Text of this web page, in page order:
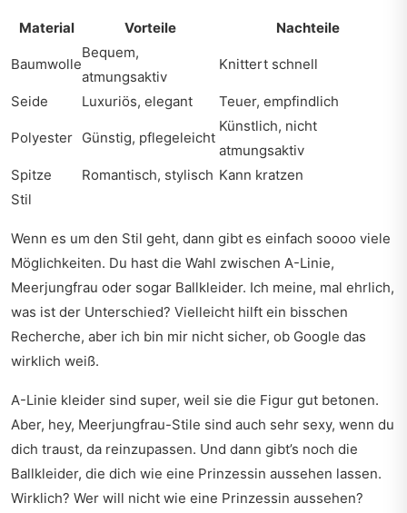
Material Vorteile Nachteile
Baumwolle
Bequem,
atmungsaktiv
Knittert schnell
Seide Luxuriös, elegant Teuer, empfindlich
Polyester Günstig, pflegeleicht
Künstlich, nicht
atmungsaktiv
Spitze
Romantisch, stylisch Kann kratzen
Stil
Wenn es um den Stil geht, dann gibt es einfach soooo viele
Möglichkeiten. Du hast die Wahl zwischen A-Linie,
Meerjungfrau oder sogar Ballkleider. Ich meine, mal ehrlich,
was ist der Unterschied? Vielleicht hilft ein bisschen
Recherche, aber ich bin mir nicht sicher, ob Google das
wirklich weiß.
A-Linie kleider sind super, weil sie die Figur gut betonen.
Aber, hey, Meerjungfrau-Stile sind auch sehr sexy, wenn du
dich traust, da reinzupassen. Und dann gibt’s noch die
Ballkleider, die dich wie eine Prinzessin aussehen lassen.
Wirklich? Wer will nicht wie eine Prinzessin aussehen?